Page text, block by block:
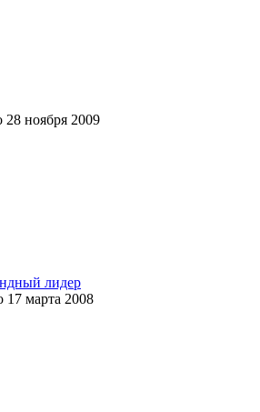
28 ноября 2009
лидер
17 марта 2008